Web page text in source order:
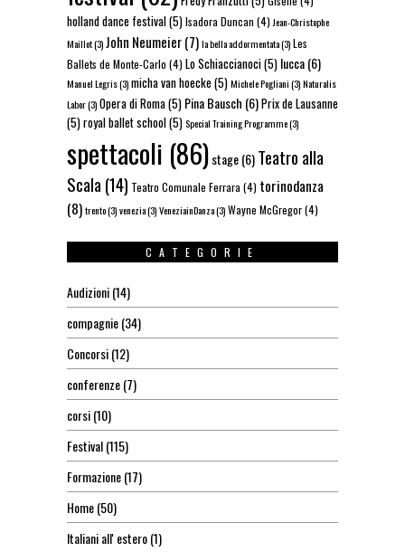
holland dance festival(5)Isadora Duncan (4) Jean-Christophe
Maillot(3)John Neumeier(7)la bella addormentata(3)Les
Ballets de Monte-Carlo (4) Lo Schiaccianoci(5) lucca(6)
Manuel Legris(3)micha van hoecke(5)Michele Pogliani(3)Naturalis
Labor(3)Opera di Roma(5) Pina Bausch (6)Prix de Lausanne
(5)royal ballet school(5)Special Training Programme(3)
spettacoli (86)stage(6)Teatro alla
Scala (14) Teatro Comunale Ferrara(4) torinodanza
(8)trento(3)venezia(3)VeneziainDanza(3)Wayne McGregor(4)
CATEGORIE
Audizioni(14)
compagnie(34)
Concorsi(12)
conferenze(7)
corsi(10)
Festival(115)
Formazione(17)
Home(50)
Italiani all' estero(1)